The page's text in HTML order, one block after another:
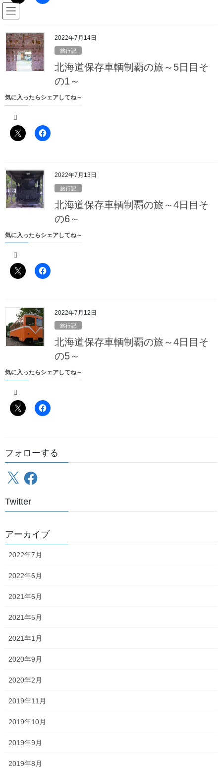
コ
ン
ン
ツ
へ
ス
プ
ナ
ビ
ー
シ
ョ
ン
動
HOME Blog 旅行記 2019年お盆の関西大回り～1日目その2
2019年8月31日 / 最終更新日時 :
2019年お盆の関西大回り～1日目そ
11時12分。名古屋に着きました
元写真がなくてInstagramに投稿した写真から引っ張ってきたんで
①高山本線特急
この3つでした
11時37分に発車する「みえ」を待つ間
2022年7月14日
旅行記
北海道保存車輌制覇の旅～5日目そ
の1～
気に入ったらシェアしてね～
2022年7月13日
旅行記
北海道保存車輌制覇の旅～4日目そ
の6～
気に入ったらシェアしてね～
2022年7月12日
旅行記
北海道保存車輌制覇の旅～4日目そ
の5～
気に入ったらシェアしてね～
フォローする
X Facebook
Twitter
アーカイブ
2022年7月
2022年6月
2021年6月
2021年5月
2021年1月
2020年9月
2020年2月
2019年11月
2019年10月
2019年9月
2019年8月